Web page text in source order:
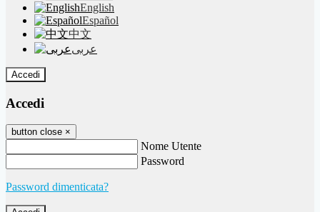
English
Español
中文
عربى
Accedi
Accedi
button close ×
Nome Utente
Password
Password dimenticata?